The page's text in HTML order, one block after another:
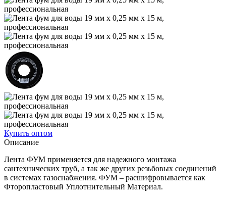
Купить оптом
Описание
Лента ФУМ применяется для надежного монтажа
сантехнических труб, а так же других резьбовых соединений
в системах газоснабжения. ФУМ – расшифровывается как
Фторопластовый Уплотнительный Материал.